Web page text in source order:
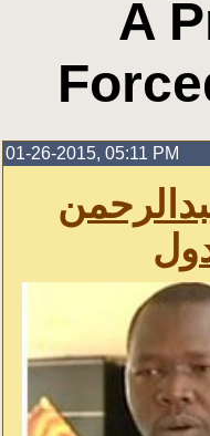
A
01-26-2015, 05:11 PM